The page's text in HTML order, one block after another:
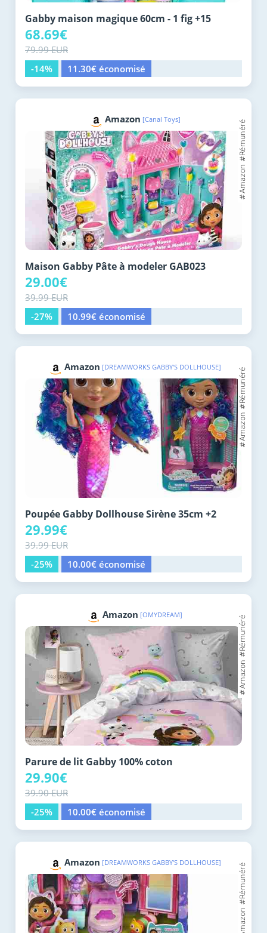
Gabby maison magique 60cm - 1 fig +15
68.69€
79.99 EUR
-14%
11.30€ économisé
Amazon [Canal Toys]
Maison Gabby Pâte à modeler GAB023
29.00€
39.99 EUR
-27%
10.99€ économisé
Amazon [DREAMWORKS GABBY'S DOLLHOUSE]
Poupée Gabby Dollhouse Sirène 35cm +2
29.99€
39.99 EUR
-25%
10.00€ économisé
Amazon [OMYDREAM]
Parure de lit Gabby 100% coton
29.90€
39.90 EUR
-25%
10.00€ économisé
Amazon [DREAMWORKS GABBY'S DOLLHOUSE]